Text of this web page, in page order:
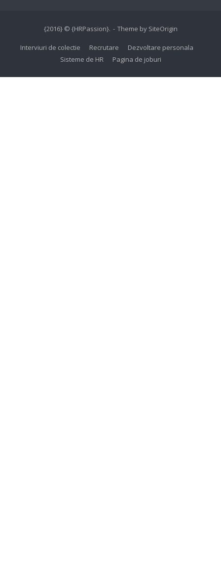
{2016} © {HRPassion}. Theme by SiteOrigin
Interviuri de colectie Recrutare
Dezvoltare personala
Sisteme de HR
Pagina de joburi